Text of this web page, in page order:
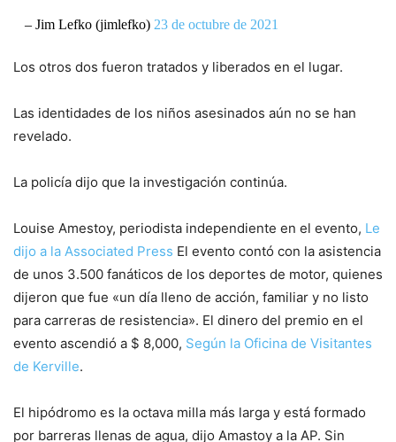
– Jim Lefko (jimlefko) 23 de octubre de 2021
Los otros dos fueron tratados y liberados en el lugar.
Las identidades de los niños asesinados aún no se han
revelado.
La policía dijo que la investigación continúa.
Louise Amestoy, periodista independiente en el evento, Le
dijo a la Associated Press El evento contó con la asistencia
de unos 3.500 fanáticos de los deportes de motor, quienes
dijeron que fue «un día lleno de acción, familiar y no listo
para carreras de resistencia». El dinero del premio en el
evento ascendió a $ 8,000, Según la Oficina de Visitantes
de Kerville.
El hipódromo es la octava milla más larga y está formado
por barreras llenas de agua, dijo Amastoy a la AP. Sin